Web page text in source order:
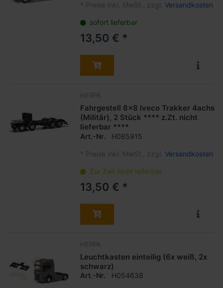
* Preise inkl. MwSt., zzgl. Versandkosten
sofort lieferbar
13,50 € *
HERPA
Fahrgestell 8x8 Iveco Trakker 4achs
(Militär), 2 Stück **** z.Zt. nicht
lieferbar ****
Art.-Nr. H085915
* Preise inkl. MwSt., zzgl. Versandkosten
Zur Zeit nicht lieferbar
13,50 € *
HERPA
Leuchtkasten einteilig (6x weiß, 2x
schwarz)
Art.-Nr. H054638